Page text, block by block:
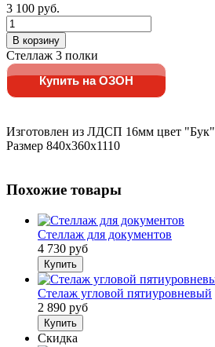
3 100 руб.
В корзину
Стеллаж 3 полки
Купить на ОЗОН
Изготовлен из ЛДСП 16мм цвет "Бук"
Размер 840х360х1110
Похожие товары
Стеллаж для документов
4 730 руб
Купить
Стелаж угловой пятиуровневый
2 890 руб
Купить
Скидка